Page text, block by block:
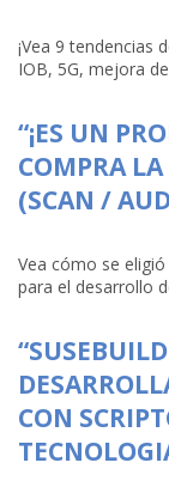
¡Vea 9 tendencias
IOB, 5G, mejora
“¡ES UN
COMPRA LA
(SCAN /
Vea cómo se
para el desarrollo
CON